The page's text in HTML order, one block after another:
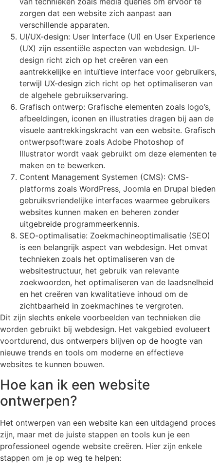
zorgen dat een website zich aanpast aan
verschillende apparaten.
UI/UX-design: User Interface (UI) en User Experience
(UX) zijn essentiële aspecten van webdesign. UI-
design richt zich op het creëren van een
aantrekkelijke en intuïtieve interface voor gebruikers,
terwijl UX-design zich richt op het optimaliseren van
de algehele gebruikservaring.
Grafisch ontwerp: Grafische elementen zoals logo’s,
afbeeldingen, iconen en illustraties dragen bij aan de
visuele aantrekkingskracht van een website. Grafisch
ontwerpsoftware zoals Adobe Photoshop of
Illustrator wordt vaak gebruikt om deze elementen te
maken en te bewerken.
Content Management Systemen (CMS): CMS-
platforms zoals WordPress, Joomla en Drupal bieden
gebruiksvriendelijke interfaces waarmee gebruikers
websites kunnen maken en beheren zonder
uitgebreide programmeerkennis.
SEO-optimalisatie: Zoekmachineoptimalisatie (SEO)
is een belangrijk aspect van webdesign. Het omvat
technieken zoals het optimaliseren van de
websitestructuur, het gebruik van relevante
zoekwoorden, het optimaliseren van de laadsnelheid
en het creëren van kwalitatieve inhoud om de
zichtbaarheid in zoekmachines te vergroten.
Dit zijn slechts enkele voorbeelden van technieken die
worden gebruikt bij webdesign. Het vakgebied evolueert
voortdurend, dus ontwerpers blijven op de hoogte van
nieuwe trends en tools om moderne en effectieve
websites te kunnen bouwen.
Hoe kan ik een website
ontwerpen?
Het ontwerpen van een website kan een uitdagend proces
zijn, maar met de juiste stappen en tools kun je een
professioneel ogende website creëren. Hier zijn enkele
stappen om je op weg te helpen: